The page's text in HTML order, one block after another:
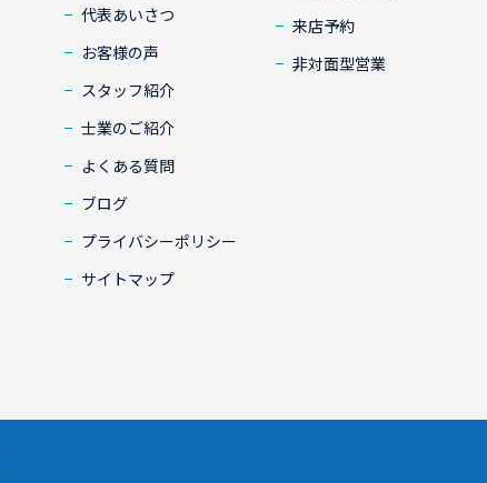
代表あいさつ
お客様の声
スタッフ紹介
士業のご紹介
よくある質問
ブログ
プライバシーポリシー
サイトマップ
来店予約
非対面型営業